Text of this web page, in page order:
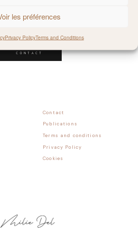
les préférences
Privacy PolicyTerms and Conditions
Contact
Publications
Terms and conditions
CONTACT
Privacy Policy
Cookies